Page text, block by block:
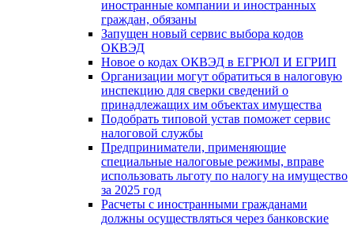
иностранные компании и иностранных
граждан, обязаны
Запущен новый сервис выбора кодов
ОКВЭД
Новое о кодах ОКВЭД в ЕГРЮЛ И ЕГРИП
Организации могут обратиться в налоговую
инспекцию для сверки сведений о
принадлежащих им объектах имущества
Подобрать типовой устав поможет сервис
налоговой службы
Предприниматели, применяющие
специальные налоговые режимы, вправе
использовать льготу по налогу на имущество
за 2025 год
Расчеты с иностранными гражданами
должны осуществляться через банковские